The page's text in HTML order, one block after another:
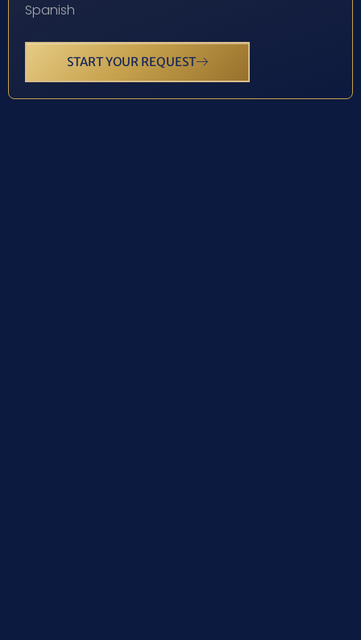
Spanish
START YOUR REQUEST